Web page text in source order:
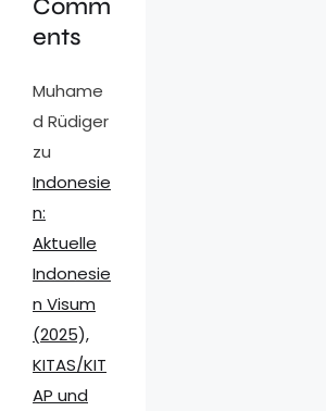
Comm
ents
Muhame
d Rüdiger
zu
Indonesie
n:
Aktuelle
Indonesie
n Visum
(2025),
KITAS/KIT
AP und